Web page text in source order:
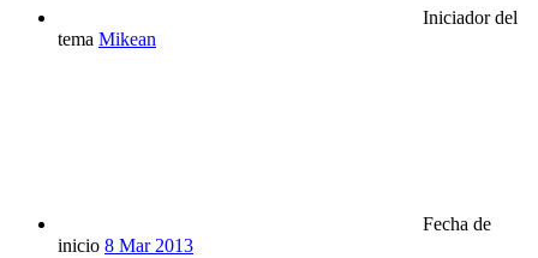
Iniciador del
tema Mikean
Fecha de
inicio 8 Mar 2013